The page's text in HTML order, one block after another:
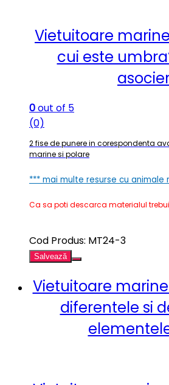
Vietuitoare
cui este
0out of 5
(0)
2 fise de punere in corespondenta
marine si polare
*** mai multe resurse cu animale
Ca sa poti descarca materialul
Cod Produs: MT24-3
Salvează
Vietuitoare
diferentele si